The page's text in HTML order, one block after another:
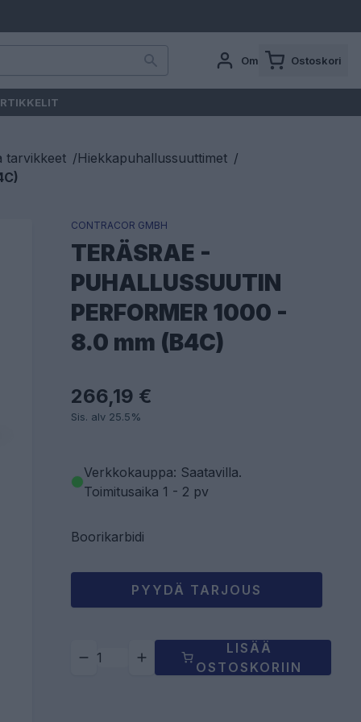
Oma tili Ostoskori
tarvikkeet /Hiekkapuhallussuuttimet /
CONTRACOR GMBH
TERÄSRAE -
PUHALLUSSUUTIN
PERFORMER 1000 -
8.0 mm (B4C)
266,19 €
Sis. alv 25.5%
Verkkokauppa: Saatavilla.
Toimitusaika 1 - 2 pv
Boorikarbidi
PYYDÄ TARJOUS
LISÄÄ
OSTOSKORIIN